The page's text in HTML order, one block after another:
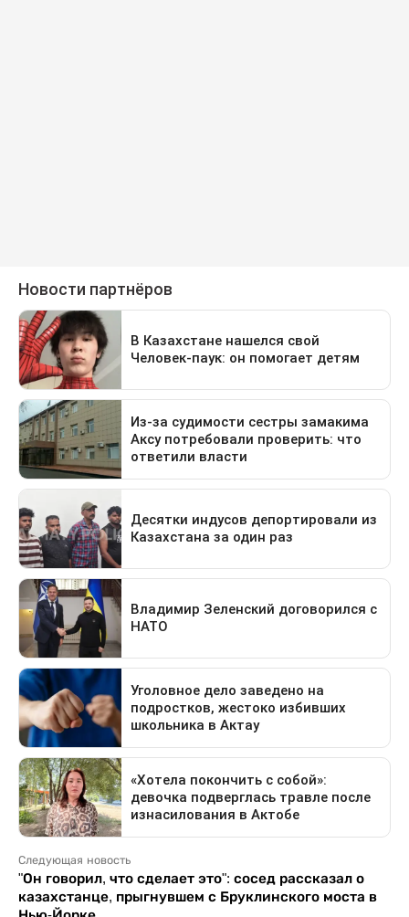
Следующая новость
"Он говорил, что сделает это": сосед рассказал о
казахстанце, прыгнувшем с Бруклинского моста в